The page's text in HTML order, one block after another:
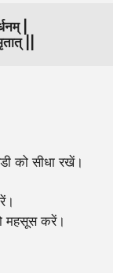
|
||
को सीधा रखें।
महसूस करें।